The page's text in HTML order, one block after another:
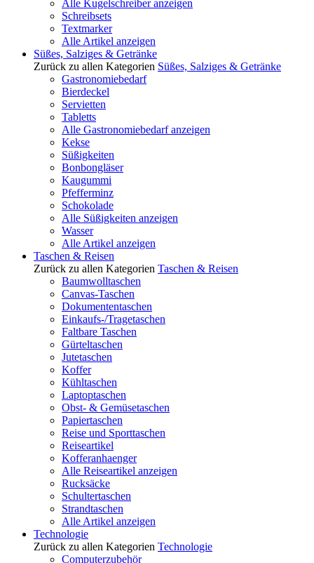
Alle Kugelschreiber anzeigen
Schreibsets
Textmarker
Alle Artikel anzeigen
Süßes, Salziges & Getränke
Zurück zu allen Kategorien Süßes, Salziges & Getränke
Gastronomiebedarf
Bierdeckel
Servietten
Tabletts
Alle Gastronomiebedarf anzeigen
Kekse
Süßigkeiten
Bonbongläser
Kaugummi
Pfefferminz
Schokolade
Alle Süßigkeiten anzeigen
Wasser
Alle Artikel anzeigen
Taschen & Reisen
Zurück zu allen Kategorien Taschen & Reisen
Baumwolltaschen
Canvas-Taschen
Dokumententaschen
Einkaufs-/Tragetaschen
Faltbare Taschen
Gürteltaschen
Jutetaschen
Koffer
Kühltaschen
Laptoptaschen
Obst- & Gemüsetaschen
Papiertaschen
Reise und Sporttaschen
Reiseartikel
Kofferanhaenger
Alle Reiseartikel anzeigen
Rucksäcke
Schultertaschen
Strandtaschen
Alle Artikel anzeigen
Technologie
Zurück zu allen Kategorien Technologie
Computerzubehör